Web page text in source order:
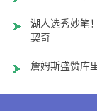
湖人选秀妙笔
契奇
詹姆斯盛赞库